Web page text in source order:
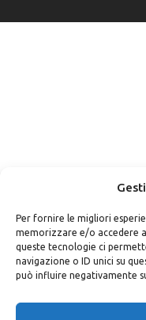
Per fornire le migliori
memorizzare e/o accedere
queste tecnologie ci
navigazione o ID unici su
può influire negativamente